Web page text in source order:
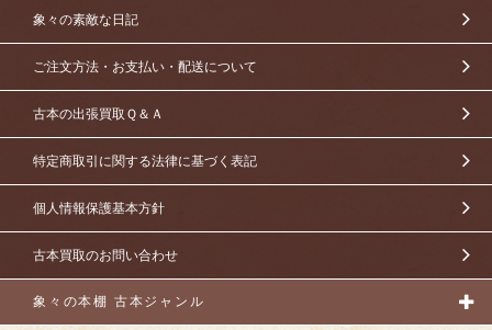
象々の素敵な日記
ご注文方法・お支払い・配送について
古本の出張買取Ｑ＆Ａ
特定商取引に関する法律に基づく表記
個人情報保護基本方針
古本買取のお問い合わせ
象々の本棚 古本ジャンル